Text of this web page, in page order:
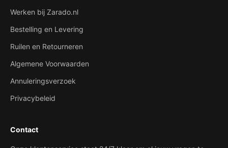
Werken bij Zarado.nl
Bestelling en Levering
Ruilen en Retourneren
Algemene Voorwaarden
Annuleringsverzoek
Privacybeleid
Contact